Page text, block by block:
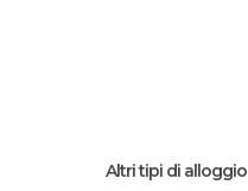
Altri tipi di alloggio